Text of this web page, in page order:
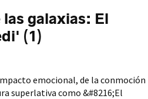
galaxias: El
(1)
emocional, de la conmoción
superlativa como &#8216;El